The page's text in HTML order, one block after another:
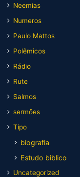
Neemias
Numeros
Paulo Mattos
Polêmicos
Rádio
Rute
Salmos
sermões
Tipo
biografia
Estudo biblico
Uncategorized